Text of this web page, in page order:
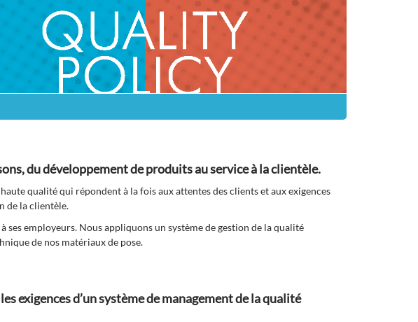
du développement de produits au service à la clientèle.
qualité qui répondent à la fois aux attentes des clients et aux exigences
de la clientèle.
ses employeurs. Nous appliquons un système de gestion de la qualité
de nos matériaux de pose.
exigences d’un système de management de la qualité